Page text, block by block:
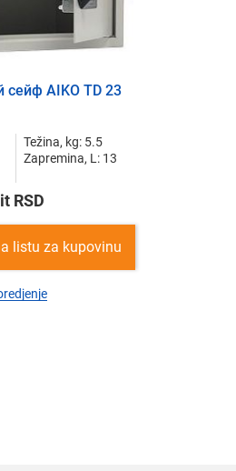
AIKO TD 23
Težina, kg: 5.5
Zapremina, L: 13
RSD
listu za kupovinu